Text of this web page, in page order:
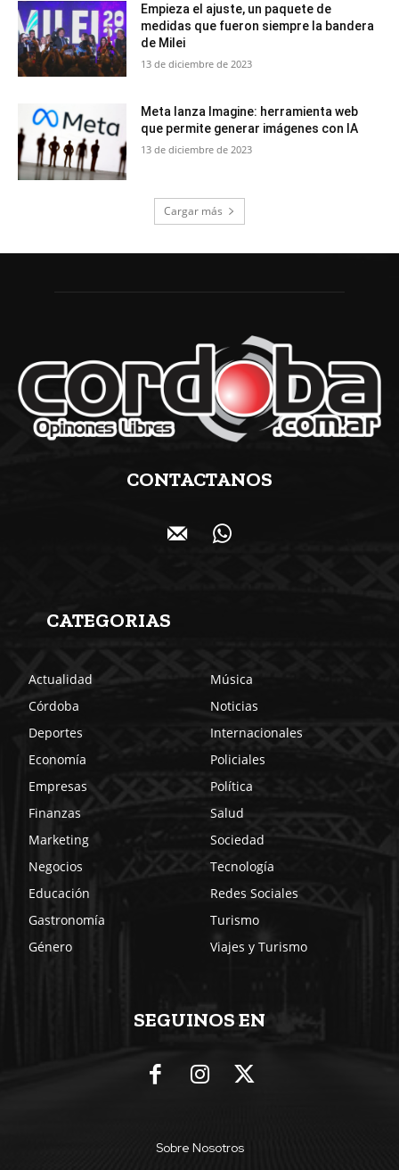
Empieza el ajuste, un paquete de
medidas que fueron siempre la bandera
de Milei
13 de diciembre de 2023
Meta lanza Imagine: herramienta web
que permite generar imágenes con IA
13 de diciembre de 2023
Cargar más
CONTACTANOS
CATEGORIAS
Actualidad
Córdoba
Deportes
Economía
Empresas
Finanzas
Marketing
Negocios
Educación
Gastronomía
Género
Música
Noticias
Internacionales
Policiales
Política
Salud
Sociedad
Tecnología
Redes Sociales
Turismo
Viajes y Turismo
SEGUINOS EN
Sobre Nosotros